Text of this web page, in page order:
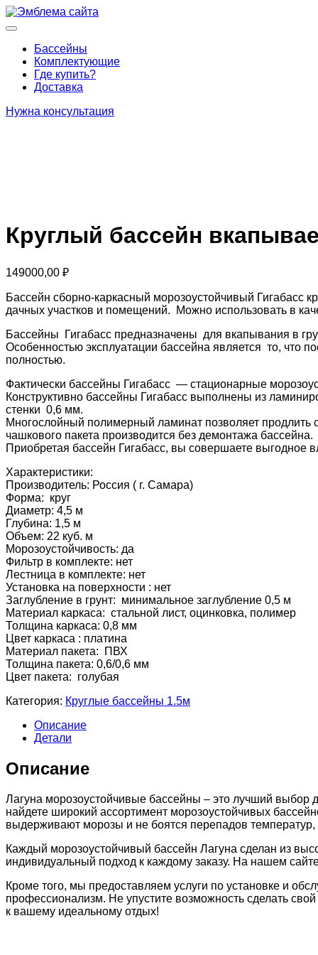
Перейти
к
Основное
Бассейны
Комплектующие
Где купить?
Доставка
Нужна консультация
Круглый бассейн
149000,00 ₽
Бассейн сборно-каркасный морозоустойчивый Гигабасс
дачных участков и помещений. Можно использовать в
Бассейны Гигабасс предназначены для вкапывания в
Особенностью эксплуатации бассейна является то, что
полностью.
Фактически бассейны Гигабасс — стационарные
Конструктивно бассейны Гигабасс выполнены из
стенки 0,6 мм.
Многослойный полимерный ламинат позволяет продлить
чашкового пакета производится без демонтажа бассейна.
Приобретая бассейн Гигабасс, вы совершаете выгодное
Характеристики:
Производитель: Россия ( г. Самара)
Форма: круг
Диаметр: 4,5 м
Глубина: 1,5 м
Объем: 22 куб. м
Морозоустойчивость: да
Фильтр в комплекте: нет
Лестница в комплекте: нет
Установка на поверхности : нет
Заглубление в грунт: минимальное заглубление 0,5 м
Материал каркаса: стальной лист, оцинковка, полимер
Толщина каркаса: 0,8 мм
Цвет каркаса : платина
Материал пакета: ПВХ
Толщина пакета: 0,6/0,6 мм
Цвет пакета: голубая
Категория: Круглые бассейны 1.5м
Описание
Детали
Описание
Лагуна морозоустойчивые бассейны – это лучший выбор
найдете широкий ассортимент морозоустойчивых
выдерживают морозы и не боятся перепадов
Каждый морозоустойчивый бассейн Лагуна сделан из
индивидуальный подход к каждому заказу. На нашем
Кроме того, мы предоставляем услуги по установке и
профессионализм. Не упустите возможность сделать
к вашему идеальному отдых!